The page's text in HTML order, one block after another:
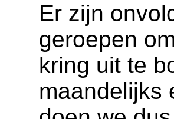
Er zijn
geroepen
kring uit te
maandelijks